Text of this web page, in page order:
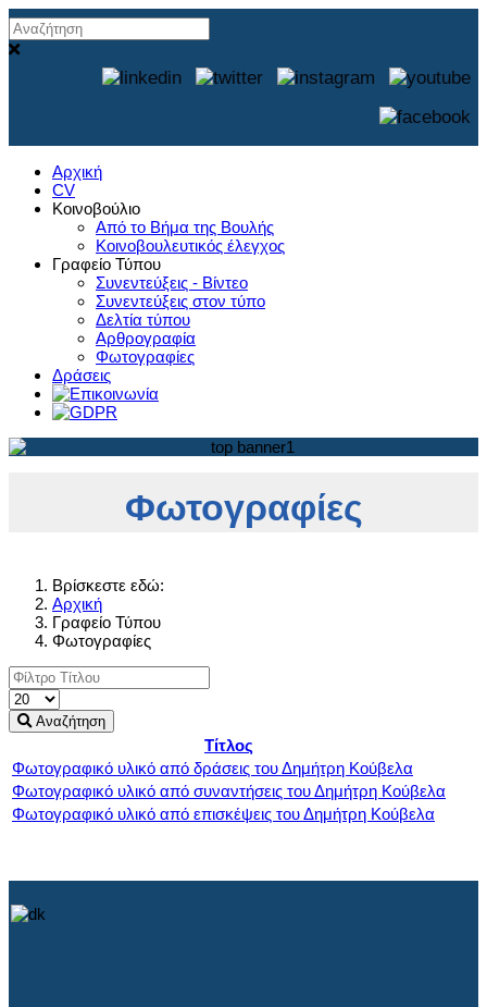
Αρχική
CV
Κοινοβούλιο
Από το Βήμα της Βουλής
Κοινοβουλευτικός έλεγχος
Γραφείο Τύπου
Συνεντεύξεις - Βίντεο
Συνεντεύξεις στον τύπο
Δελτία τύπου
Αρθρογραφία
Φωτογραφίες
Δράσεις
Φωτογραφίες
Βρίσκεστε εδώ:
Αρχική
Γραφείο Τύπου
Φωτογραφίες
Εμφάνιση
#
Αναζήτηση
Τίτλος
Φωτογραφικό υλικό από δράσεις του Δημήτρη Κούβελα
Φωτογραφικό υλικό από συναντήσεις του Δημήτρη Κούβελα
Φωτογραφικό υλικό από επισκέψεις του Δημήτρη Κούβελα